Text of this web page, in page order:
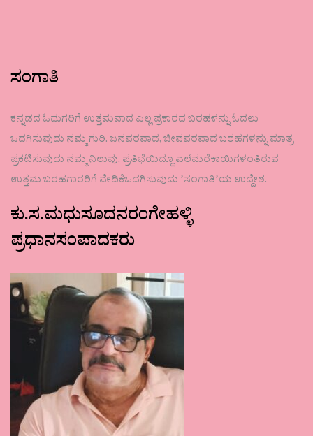
ಸಂಗಾತಿ
ಕನ್ನಡದ ಓದುಗರಿಗೆ ಉತ್ತಮವಾದ ಎಲ್ಲ ಪ್ರಕಾರದ ಬರಹಳನ್ನು ಓದಲು
ಒದಗಿಸುವುದು ನಮ್ಮ ಗುರಿ. ಜನಪರವಾದ, ಜೀವಪರವಾದ ಬರಹಗಳನ್ನು ಮಾತ್ರ
ಪ್ರಕಟಿಸುವುದು ನಮ್ಮ ನಿಲುವು. ಪ್ರತಿಭೆಯಿದ್ದೂ ಎಲೆಮರೆಕಾಯಿಗಳಂತಿರುವ
ಉತ್ತಮ ಬರಹಗಾರರಿಗೆ ವೇದಿಕೆಒದಗಿಸುವುದು ʼಸಂಗಾತಿʼಯ ಉದ್ದೇಶ.
ಕು.ಸ.ಮಧುಸೂದನರಂಗೇಹಳ್ಳಿ
ಪ್ರಧಾನಸಂಪಾದಕರು